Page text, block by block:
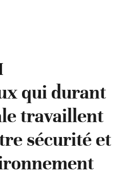
qui durant
travaillent
sécurité et